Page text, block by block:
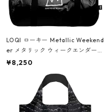
LOQI ローキー Metallic Weekend
er メタリック ウィークエンダー
ボストンバッグ ショルダーバッグ
Black ジャン=ミッシェル・バスキ
ア/クラウン ブラック
¥8,250